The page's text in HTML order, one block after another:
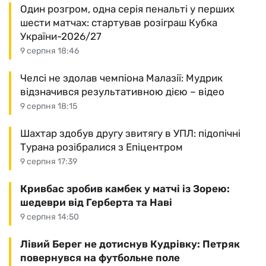
9 серпня 18:46
Один розгром, одна серія пенальті у перших
шести матчах: стартував розіграш Кубка
України-2026/27
9 серпня 18:15
Челсі не здолав чемпіона Малазії: Мудрик
відзначився результативною дією – відео
9 серпня 17:39
Шахтар здобув другу звитягу в УПЛ: підопічні
Турана розібралися з Епіцентром
9 серпня 14:50
Кривбас зробив камбек у матчі із Зорею:
шедеври від Герберта та Наві
Лівий Берег не дотиснув Кудрівку: Петряк
повернувся на футбольне поле